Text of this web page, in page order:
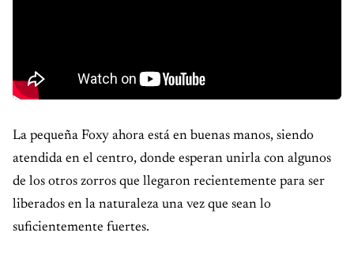
La pequeña Foxy ahora está en buenas manos, siendo
atendida en el centro, donde esperan unirla con algunos
de los otros zorros que llegaron recientemente para ser
liberados en la naturaleza una vez que sean lo
suficientemente fuertes.